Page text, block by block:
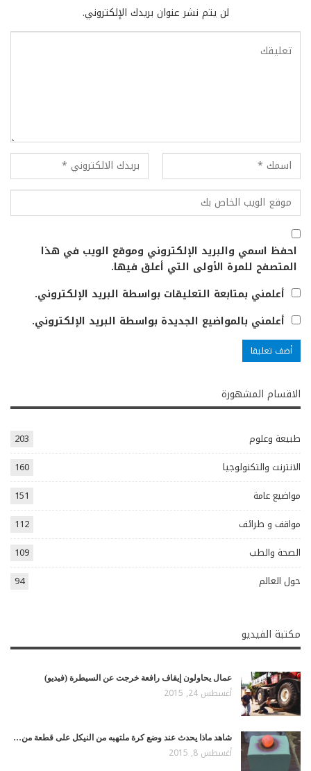
لن يتم نشر عنوان بريدك الإلكتروني.
احفظ اسمي والبريد الإلكتروني وموقع الويب في هذا
المتصفح للمرة الأولى التي أعلق فيها.
أعلمني بمتابعة التعليقات بواسطة البريد الإلكتروني.
أعلمني بالمواضيع الجديدة بواسطة البريد الإلكتروني.
الاقسام المشهورة
طبيعة وعلوم
203
الانترنت والتكنولوجيا
160
مواضيع عامة
151
مواقف و طرائف
112
الصحة والطب
109
حول العالم
94
مكتبة الفيديو
عمال يحاولون إيقاف رافعة خرجت عن السيطرة (فيديو)
أغسطس 24, 2015
شاهد ماذا يحدث عند وضع كرة ملتهبه من النيكل على قطعة من…
أغسطس 8, 2015